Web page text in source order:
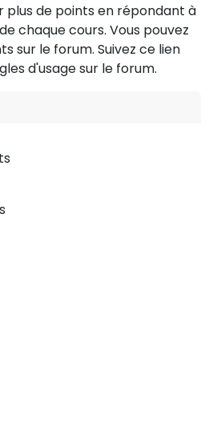
plus de points en répondant à
chaque cours. Vous pouvez
sur le forum. Suivez ce lien
d'usage sur le forum.
s
s